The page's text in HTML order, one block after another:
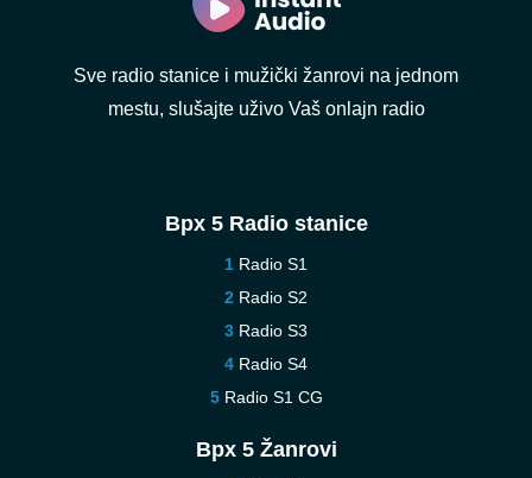
Sve radio stanice i mužički žanrovi na jednom
mestu, slušajte uživo Vaš onlajn radio
Врх 5 Radio stanice
Radio S1
Radio S2
Radio S3
Radio S4
Radio S1 CG
Врх 5 Žanrovi